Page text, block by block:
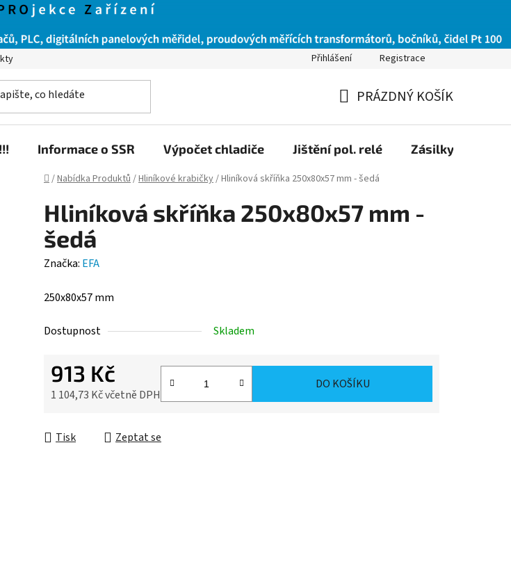
Přihlášení Registrace
KOŠÍK
PRÁZDNÝ KOŠÍK
Informace o SSR Výpočet chladiče Jištění pol. relé Zásilky na
Domů
/Nabídka Produktů/Hliníkové krabičky/Hliníková skříňka 250x80x57 mm - šedá
Hliníková skříňka 250x80x57 mm -
šedá
Značka: EFA
250x80x57 mm
Dostupnost Skladem
913 Kč
1 104,73 Kč včetně DPH
DO KOŠÍKU
Tisk Zeptat se